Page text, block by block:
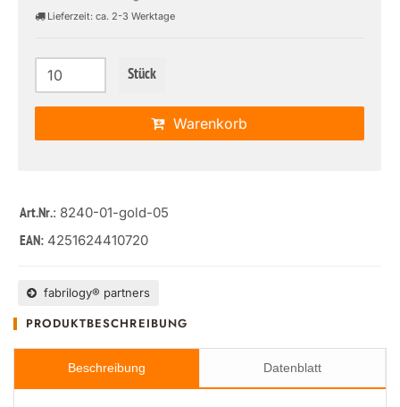
Lieferzeit: ca. 2-3 Werktage
Stück
Warenkorb
Art.Nr.: 8240-01-gold-05
EAN: 4251624410720
fabrilogy® partners
PRODUKTBESCHREIBUNG
Beschreibung Datenblatt